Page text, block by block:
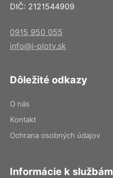
DIČ: 2121544909
0915 950 055
info@i-ploty.sk
Dôležité odkazy
O nás
Kontakt
Ochrana osobných údajov
Informácie k službám